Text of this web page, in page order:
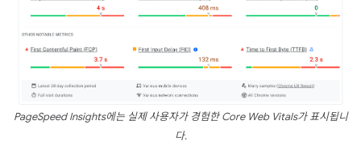
PageSpeed Insights에는 실제 사용자가 경험한 Core Web Vitals가 표시됩니
다.